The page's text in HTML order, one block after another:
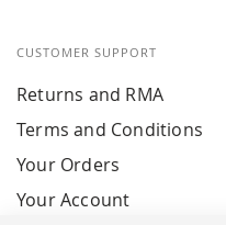
CUSTOMER SUPPORT
Returns and RMA
Terms and Conditions
Your Orders
Your Account